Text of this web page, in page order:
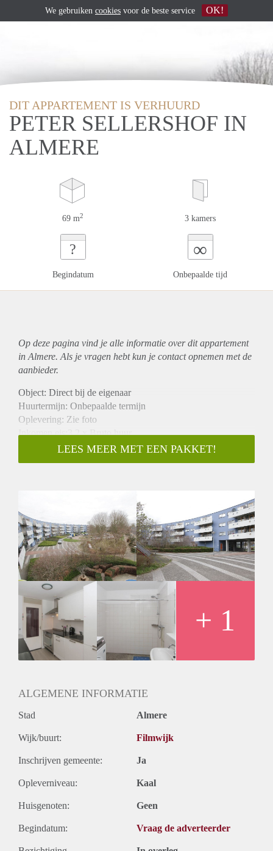
DIT APPARTEMENT IS VERHUURD
PETER SELLERSHOF IN
ALMERE
69 m2 3 kamers
?
Begindatum
∞
Onbepaalde tijd
Op deze pagina vind je alle informatie over ditappartement
in Almere. Als je vragen hebt kun je contact opnemen met de
aanbieder.
Object: Direct bij de eigenaar
Huurtermijn: Onbepaalde termijn
Oplevering: Zie foto
Inkomen eis:3,2 x Bruto huur
Garantiestelling mogelijk: Ja
Borg: 1 Maand
Huisdieren toegestaan: Afhankelijk van de Eigenaar
Huurtoeslag grens: Nee
Geschikt voor studenten: Afhankelijk van de Eigenaar
LEES MEER MET EEN PAKKET!
+ 1
ALGEMENE INFORMATIE
Stad Almere
Wijk/buurt: Filmwijk
Inschrijven gemeente: Ja
Opleverniveau: Kaal
Huisgenoten: Geen
Begindatum: Vraag de adverteerder
We gebruiken cookies voor de beste service OK!